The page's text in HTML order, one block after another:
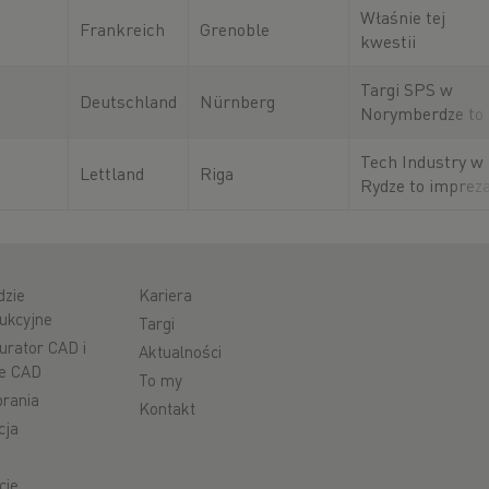
medycznej.
poświęconych
produkcji
przemysłowym
technologiom
targi
Precisiebeurs w
Łączą one
instytucje
Frankreich Grenoble
Właśnie tej
kwestii
targi SEPEM
Industries w
wiodące targi
rozwiązań
Deutschland Nürnberg
Targi SPS w
Norymberdze to
poświęcone
inteligentnej i
Lettland Riga
Tech Industry w
Rydze to
CAD i
CAD
Kariera
Targi
Aktualności
To my
Kontakt